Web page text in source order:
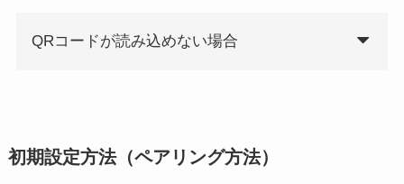
QRコードが読み込めない場合
初期設定方法（ペアリング方法）